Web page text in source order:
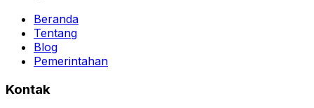
Beranda
Tentang
Blog
Pemerintahan
Kontak